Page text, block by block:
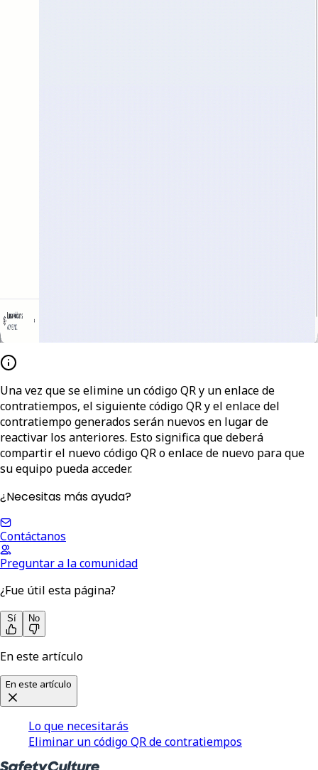
Una vez que se elimine un código QR y un enlace de
contratiempos, el siguiente código QR y el enlace del
contratiempo generados serán nuevos en lugar de
reactivar los anteriores. Esto significa que deberá
compartir el nuevo código QR o enlace de nuevo para que
su equipo pueda acceder.
¿Necesitas más ayuda?
Contáctanos
Preguntar a la comunidad
¿Fue útil esta página?
Sí No
En este artículo
En este artículo
Lo que necesitarás
Eliminar un código QR de contratiempos